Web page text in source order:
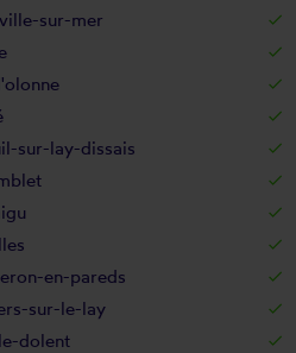
sur-mer
sur-lay-dissais
en-pareds
sur-le-lay
dolent